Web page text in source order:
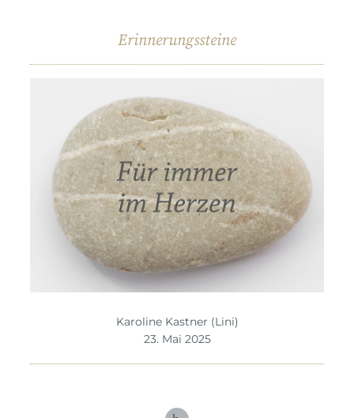
Erinnerungssteine
Karoline Kastner (Lini)
23. Mai 2025